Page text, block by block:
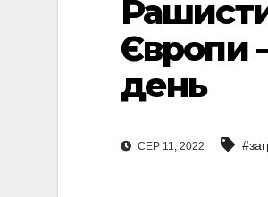
Європи
день
СЕР 11, 2022